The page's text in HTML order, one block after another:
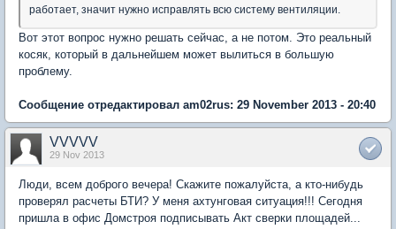
работает, значит нужно исправлять всю систему вентиляции.
Вот этот вопрос нужно решать сейчас, а не потом. Это реальный
косяк, который в дальнейшем может вылиться в большую
проблему.
Сообщение отредактировал am02rus: 29 November 2013 - 20:40
VVVVV
29 Nov 2013
Люди, всем доброго вечера! Скажите пожалуйста, а кто-нибудь
проверял расчеты БТИ? У меня ахтунговая ситуация!!! Сегодня
пришла в офис Домстроя подписывать Акт сверки площадей...